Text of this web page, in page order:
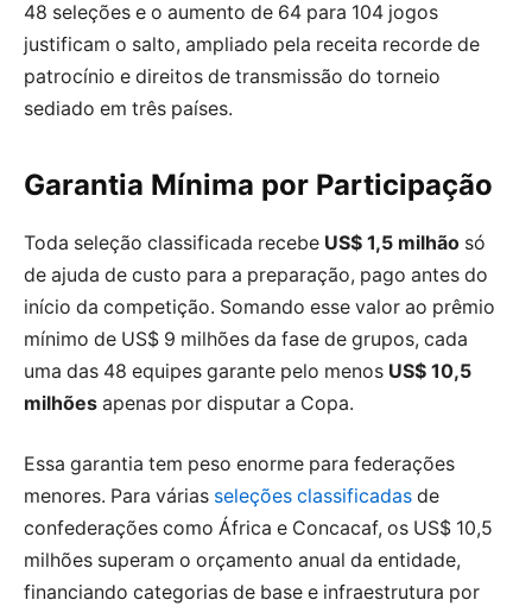
48 seleções e o aumento de 64 para 104 jogos
justificam o salto, ampliado pela receita recorde de
patrocínio e direitos de transmissão do torneio
sediado em três países.
Garantia Mínima por Participação
Toda seleção classificada recebe US$ 1,5 milhão só
de ajuda de custo para a preparação, pago antes do
início da competição. Somando esse valor ao prêmio
mínimo de US$ 9 milhões da fase de grupos, cada
uma das 48 equipes garante pelo menos US$ 10,5
milhões apenas por disputar a Copa.
Essa garantia tem peso enorme para federações
menores. Para várias seleções classificadas de
confederações como África e Concacaf, os US$ 10,5
milhões superam o orçamento anual da entidade,
financiando categorias de base e infraestrutura por